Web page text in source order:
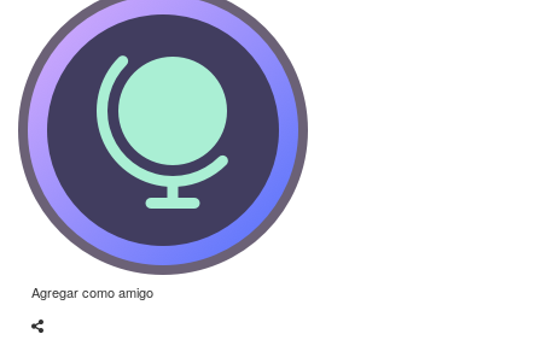
Agregar como amigo